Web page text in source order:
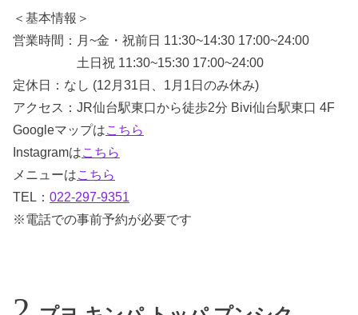
＜基本情報＞
営業時間：月~金・祝前日 11:30~14:30 17:00~24:00
土日祝 11:30~15:30 17:00~24:00
定休日：なし (12月31日、1月1日のみ休み)
アクセス：JR仙台駅東口から徒歩2分 Bivi仙台駅東口 4F
Googleマップはこちら
Instagramはこちら
メニューはこちら
TEL： 022-297-9351
※電話での事前予約が必要です